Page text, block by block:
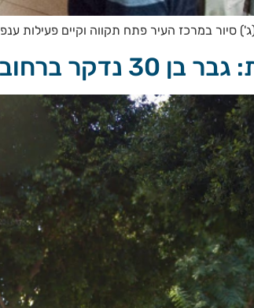
סיור במרכז העיר פתח תקווה וקיים פעילות
ההגנה, מצבו קשה